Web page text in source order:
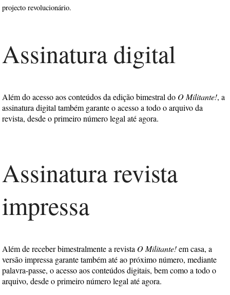
projecto revolucionário.
Assinatura digital
Além do acesso aos conteúdos da edição bimestral do O Militante!, a
assinatura digital também garante o acesso a todo o arquivo da
revista, desde o primeiro número legal até agora.
Assinatura revista
impressa
Além de receber bimestralmente a revista O Militante!em casa, a
versão impressa garante também até ao próximo número, mediante
palavra-passe, o acesso aos conteúdos digitais, bem como a todo o
arquivo, desde o primeiro número legal até agora.